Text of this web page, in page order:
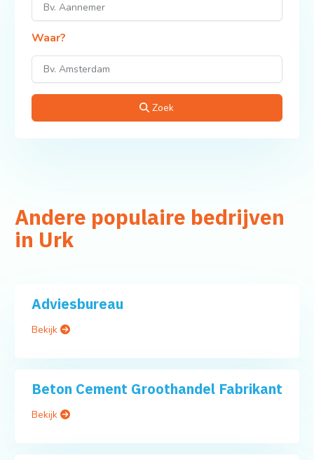
Waar?
Zoek
Andere populaire bedrijven
in Urk
Adviesbureau
Bekijk
Beton Cement Groothandel Fabrikant
Bekijk